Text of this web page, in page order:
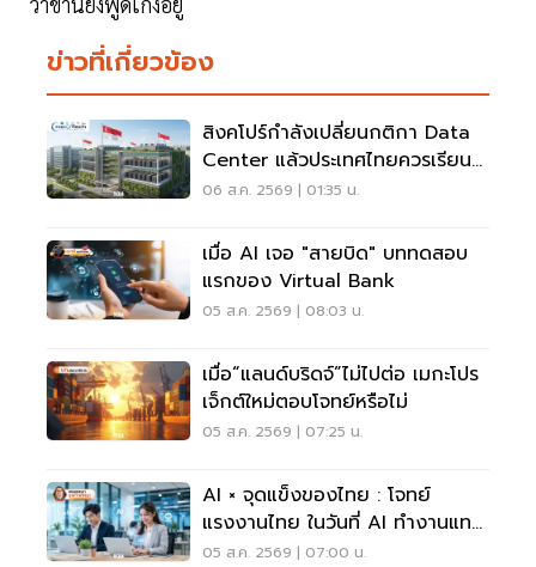
ข่าวที่เกี่ยวข้อง
สิงคโปร์กำลังเปลี่ยนกติกา Data
Center แล้วประเทศไทยควรเรียนรู้
อะไร?
06 ส.ค. 2569 | 01:35 น.
เมื่อ AI เจอ "สายบิด" บททดสอบ
แรกของ Virtual Bank
05 ส.ค. 2569 | 08:03 น.
เมื่อ“แลนด์บริดจ์”ไม่ไปต่อ เมกะโปร
เจ็กต์ใหม่ตอบโจทย์หรือไม่
05 ส.ค. 2569 | 07:25 น.
AI × จุดแข็งของไทย : โจทย์
แรงงานไทย ในวันที่ AI ทำงานแทน
เราได้มากขึ้น
05 ส.ค. 2569 | 07:00 น.